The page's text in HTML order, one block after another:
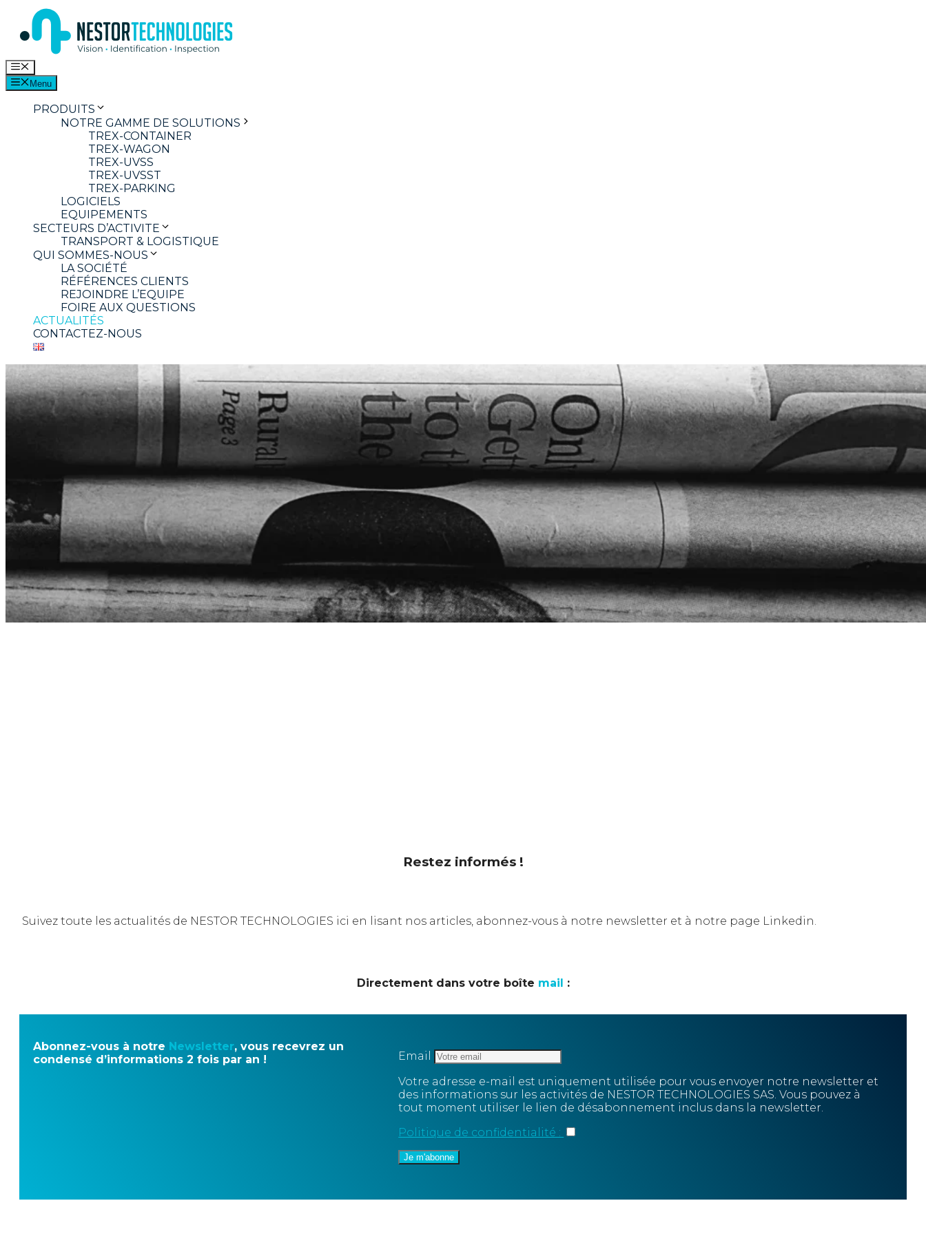
contenu
Menu
Menu
PRODUITS
NOTRE GAMME DE SOLUTIONS
TREX-CONTAINER
TREX-WAGON
TREX-UVSS
TREX-UVSST
TREX-PARKING
LOGICIELS
EQUIPEMENTS
SECTEURS D’ACTIVITE
TRANSPORT & LOGISTIQUE
QUI SOMMES-NOUS
LA SOCIÉTÉ
RÉFÉRENCES CLIENTS
REJOINDRE L’EQUIPE
FOIRE AUX QUESTIONS
ACTUALITÉS
CONTACTEZ-NOUS
Restez informés !
Suivez toute les actualités de NESTOR TECHNOLOGIES ici en lisant nos articles, abonnez-vous à notre newsletter et à notre page Linkedin.
Directement dans votre boîte mail :
Abonnez-vous à notre Newsletter, vous recevrez un
condensé d’informations 2 fois par an !
Email
Votre adresse e-mail est uniquement utilisée pour vous envoyer notre newsletter et
des informations sur les activités de NESTOR TECHNOLOGIES SAS. Vous pouvez à
tout moment utiliser le lien de désabonnement inclus dans la newsletter.
Politique de confidentialité :